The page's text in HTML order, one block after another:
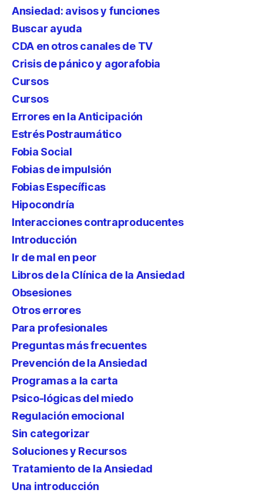
Ansiedad: avisos y funciones
Buscar ayuda
CDA en otros canales de TV
Crisis de pánico y agorafobia
Cursos
Cursos
Errores en la Anticipación
Estrés Postraumático
Fobia Social
Fobias de impulsión
Fobias Específicas
Hipocondría
Interacciones contraproducentes
Introducción
Ir de mal en peor
Libros de la Clínica de la Ansiedad
Obsesiones
Otros errores
Para profesionales
Preguntas más frecuentes
Prevención de la Ansiedad
Programas a la carta
Psico-lógicas del miedo
Regulación emocional
Sin categorizar
Soluciones y Recursos
Tratamiento de la Ansiedad
Una introducción